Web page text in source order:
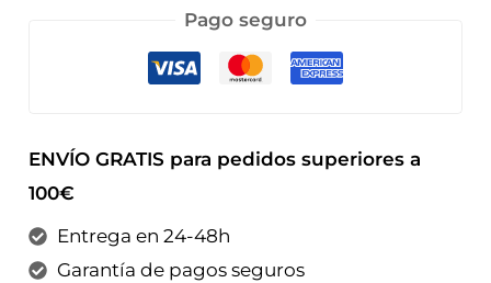
Pago seguro
ENVÍO GRATIS para pedidos superiores a
100€
Entrega en 24-48h
Garantía de pagos seguros